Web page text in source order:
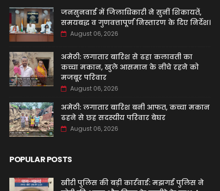
जनसुनवाई में जिलाधिकारी ने सुनीं शिकायतें,
समयबद्ध व गुणवत्तापूर्ण निस्तारण के दिए निर्देश।
August 06, 2026
अमेठी: लगातार बारिश से ढहा कलावती का
कच्चा मकान, खुले आसमान के नीचे रहने को
मजबूर परिवार
August 06, 2026
अमेठी: लगातार बारिश बनी आफत, कच्चा मकान
ढहने से छह सदस्यीय परिवार बेघर
August 06, 2026
POPULAR POSTS
खीरी पुलिस की बड़ी कार्रवाई: मझगई पुलिस ने